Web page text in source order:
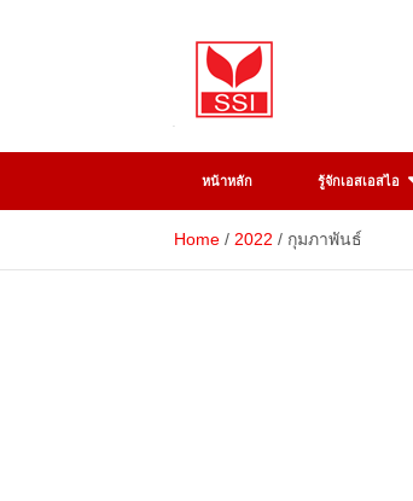
Sahaviriya
Steel
SSI
หน้าหลัก รู้จักเอสเอสไอ
Home 2022 กุมภาพันธ์